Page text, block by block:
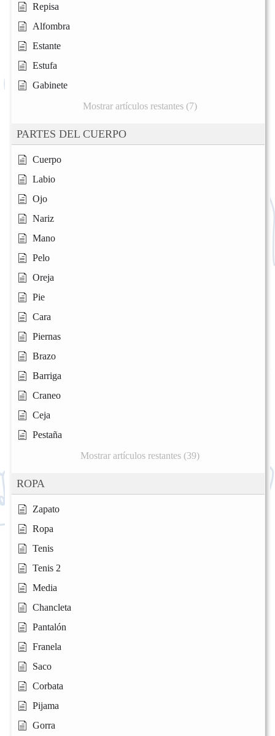
Repisa
Alfombra
Estante
Estufa
Gabinete
Mostrar artículos restantes (7)
PARTES DEL CUERPO
Cuerpo
Labio
Ojo
Nariz
Mano
Pelo
Oreja
Pie
Cara
Piernas
Brazo
Barriga
Craneo
Ceja
Pestaña
Mostrar artículos restantes (39)
ROPA
Zapato
Ropa
Tenis
Tenis 2
Media
Chancleta
Pantalón
Franela
Saco
Corbata
Pijama
Gorra